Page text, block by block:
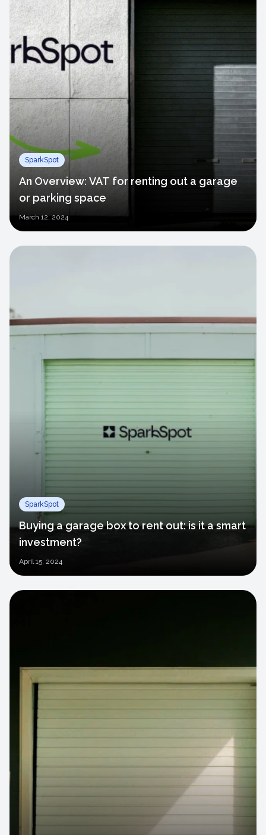
SparkSpot
An Overview: VAT for renting out a garage
or parking space
March 12, 2024
SparkSpot
Buying a garage box to rent out: is it a smart
investment?
April 15, 2024